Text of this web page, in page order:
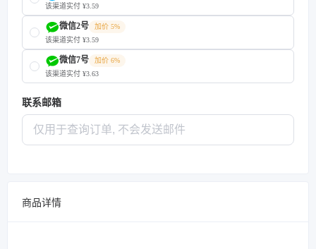
该渠道实付 ¥3.59
微信2号
加价 5%
该渠道实付 ¥3.59
微信7号
加价 6%
该渠道实付 ¥3.63
联系邮箱
商品详情